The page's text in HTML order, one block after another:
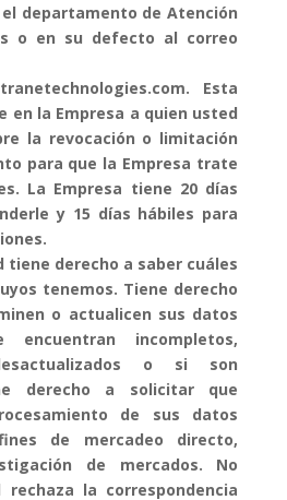
el departamento de Atención
o en su defecto al correo
Esta
en la Empresa a quien usted
la revocación o limitación
para que la Empresa trate
La Empresa tiene 20 días
y 15 días hábiles para
tiene derecho a saber cuáles
tenemos. Tiene derecho
o actualicen sus datos
incompletos,
o si son
derecho a solicitar que
de sus datos
de mercadeo directo,
de mercados. No
la correspondencia